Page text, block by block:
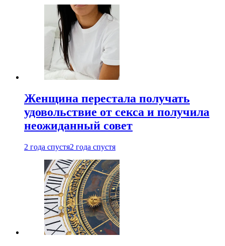
Женщина перестала получать
удовольствие от секса и получила
неожиданный совет
2 года спустя2 года спустя